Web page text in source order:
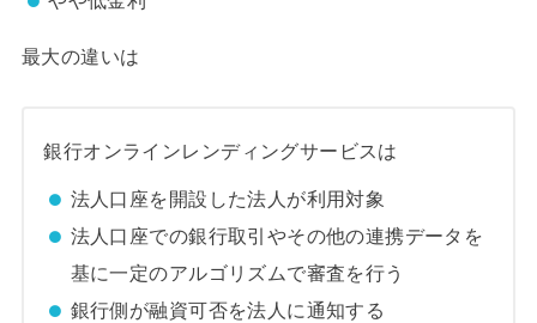
最大の違いは
銀行オンラインレンディングサービスは
法人口座を開設した法人が利用対象
法人口座での銀行取引やその他の連携データを
基に一定のアルゴリズムで審査を行う
銀行側が融資可否を法人に通知する